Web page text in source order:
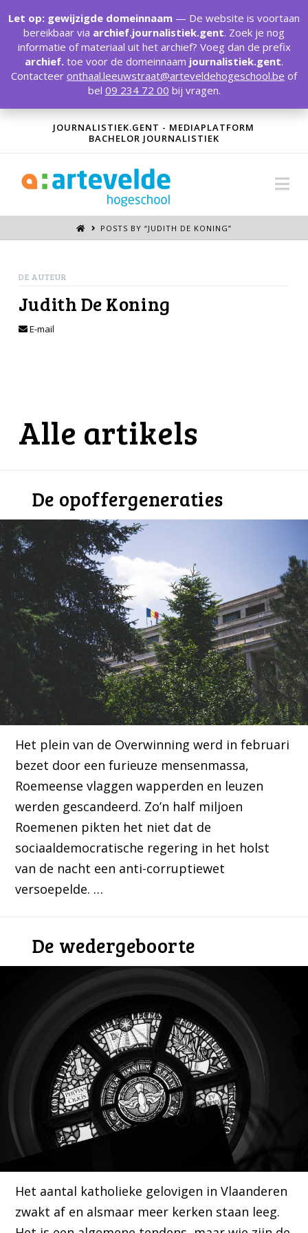
JOURNALISTIEK.GENT - MEDIAPLATFORM
BACHELOR JOURNALISTIEK
POSTS BY “JUDITH DE KONING”
DE AUTEUR
Judith De Koning
E-mail
Alle artikels
De opoffergeneraties
Het plein van de Overwinning werd in februari
bezet door een furieuze mensenmassa,
Roemeense vlaggen wapperden en leuzen
werden gescandeerd. Zo’n half miljoen
Roemenen pikten het niet dat de
sociaaldemocratische regering in het holst
van de nacht een anti-corruptiewet
versoepelde. …
De wedergeboorte
Het aantal katholieke gelovigen in Vlaanderen
zwakt af en alsmaar meer kerken staan leeg.
Let op: gewijzigde domeinnaam — De website is voortaan
bereikbaar via archief.journalistiek.gent. Zoek je nog
informatie of materiaal uit het archief? Voeg dan de prefix
archief. toe voor de domeinnaam journalistiek.gent.
Contacteer onthaal.leeuwstraat@arteveldehogeschool.be of
bel 09 234 72 00 bij vragen.